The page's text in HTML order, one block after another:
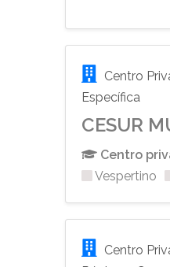
Centro
Específica
CESUR
Centro
Vespertino
Centro